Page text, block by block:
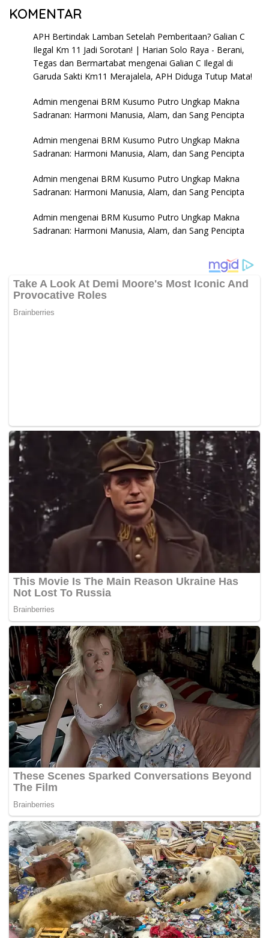
KOMENTAR
APH Bertindak Lamban Setelah Pemberitaan? Galian C
Ilegal Km 11 Jadi Sorotan! | Harian Solo Raya - Berani,
Tegas dan Bermartabat mengenai Galian C Ilegal di
Garuda Sakti Km11 Merajalela, APH Diduga Tutup Mata!
Admin mengenai BRM Kusumo Putro Ungkap Makna
Sadranan: Harmoni Manusia, Alam, dan Sang Pencipta
Admin mengenai BRM Kusumo Putro Ungkap Makna
Sadranan: Harmoni Manusia, Alam, dan Sang Pencipta
Admin mengenai BRM Kusumo Putro Ungkap Makna
Sadranan: Harmoni Manusia, Alam, dan Sang Pencipta
Admin mengenai BRM Kusumo Putro Ungkap Makna
Sadranan: Harmoni Manusia, Alam, dan Sang Pencipta